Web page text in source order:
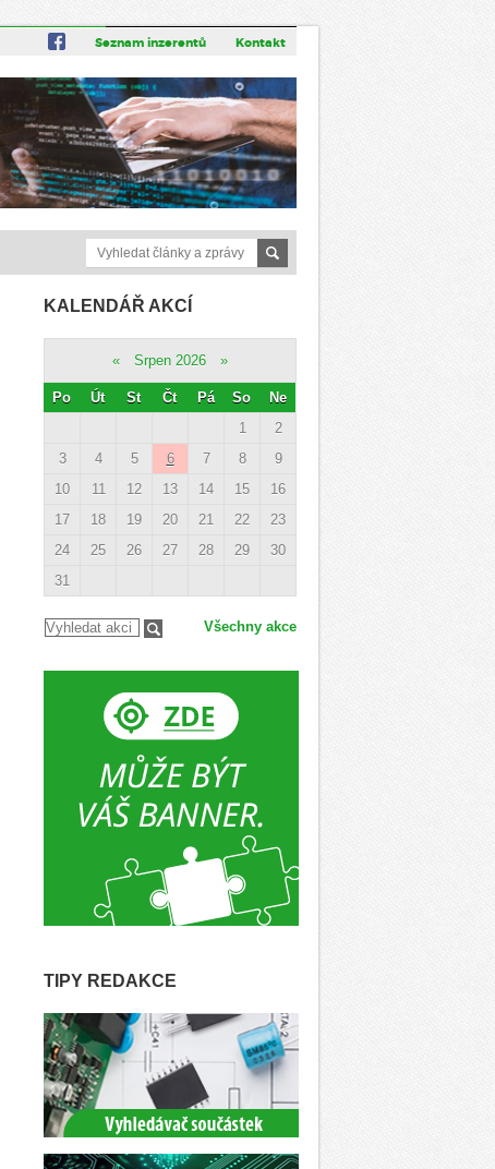
Seznam inzerentů Kontakt
KALENDÁŘ AKCÍ
« Srpen 2026 »
Po Út St Čt Pá So
Ne
1
2
3
4 5 6 7 8
9
10
11 12 13 14 15
16
17
18 19 20 21 22
23
24
25 26 27 28 29
30
31
Všechny akce
TIPY REDAKCE